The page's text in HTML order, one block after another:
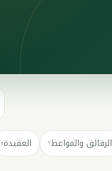
الرقائق والمواعظ٢ العقيدة٧